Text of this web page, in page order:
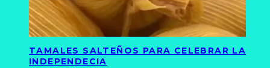
TAMALES SALTEÑOS PARA CELEBRAR LA
INDEPENDECIA